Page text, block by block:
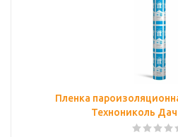
Пленка
Технониколь